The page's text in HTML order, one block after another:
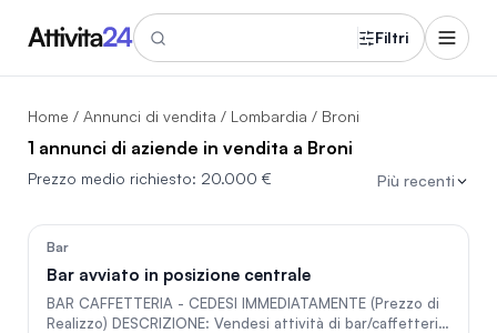
Filtri
Home / Annunci di vendita / Lombardia / Broni
1 annunci di aziende in vendita a Broni
Prezzo medio richiesto: 20.000 € Più recenti
Bar
Bar avviato in posizione centrale
BAR CAFFETTERIA - CEDESI IMMEDIATAMENTE (Prezzo di
Realizzo) DESCRIZIONE: Vendesi attività di bar/caffetteria